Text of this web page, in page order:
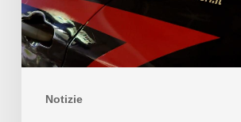
Notizie